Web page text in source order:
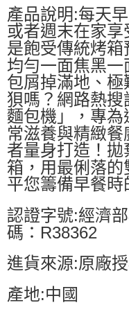
產品說明:每天
或者週末在家
是飽受傳統烤
均勻一面焦黑
包屑掉滿地、
狽嗎？網路熱
麵包機」，專為
常滋養與精緻
者量身打造！
箱，用最俐落
平您籌備早餐時
認證字號:經濟
碼：R38362
進貨來源:原廠
產地:中國